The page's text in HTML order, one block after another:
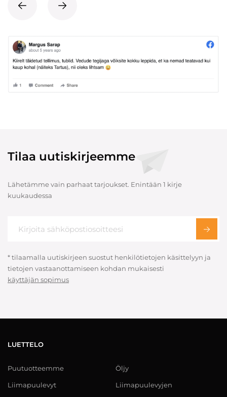
Tilaa uutiskirjeemme
Lähetämme vain parhaat tarjoukset. Enintään 1 kirje
kuukaudessa
* tilaamalla uutiskirjeen suostut henkilötietojen käsittelyyn ja
tietojen vastaanottamiseen kohdan mukaisesti
käyttäjän sopimus
LUETTELO
Puutuotteemme
Liimapuulevyt
Öljy
Liimapuulevyjen